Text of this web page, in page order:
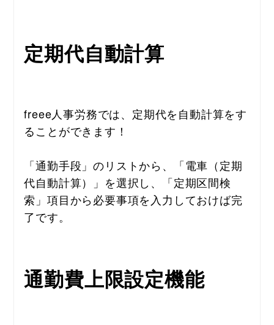
定期代自動計算
freee人事労務では、定期代を自動計算をす
ることができます！
「通勤手段」のリストから、「電車（定期
代自動計算）」を選択し、「定期区間検
索」項目から必要事項を入力しておけば完
了です。
通勤費上限設定機能